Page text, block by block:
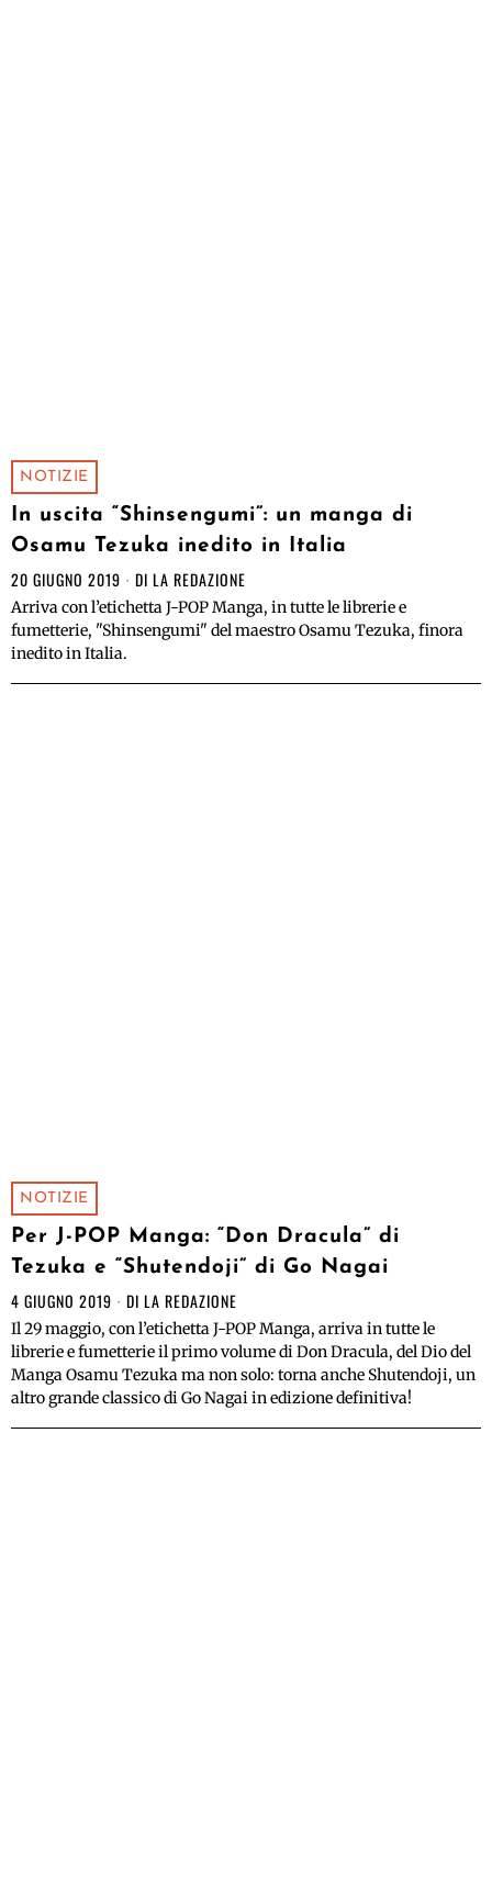
NOTIZIE
In uscita “Shinsengumi”: un manga di
Osamu Tezuka inedito in Italia
20 GIUGNO 2019 DI LA REDAZIONE
Arriva con l’etichetta J-POP Manga, in tutte le librerie e
fumetterie, "Shinsengumi" del maestro Osamu Tezuka, finora
inedito in Italia.
NOTIZIE
Per J-POP Manga: “Don Dracula” di
Tezuka e “Shutendoji” di Go Nagai
4 GIUGNO 2019 DI LA REDAZIONE
Il 29 maggio, con l’etichetta J-POP Manga, arriva in tutte le
librerie e fumetterie il primo volume di Don Dracula, del Dio del
Manga Osamu Tezuka ma non solo: torna anche Shutendoji, un
altro grande classico di Go Nagai in edizione definitiva!